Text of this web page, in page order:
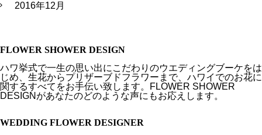
2016年12月
FLOWER SHOWER DESIGN
ハワ挙式で一生の思い出にこだわりのウエディングブーケをは
じめ、生花からプリザーブドフラワーまで、ハワイでのお花に
関するすべてをお手伝い致します。FLOWER SHOWER
DESIGNがあなたのどのような声にもお応えします。
WEDDING FLOWER DESIGNER